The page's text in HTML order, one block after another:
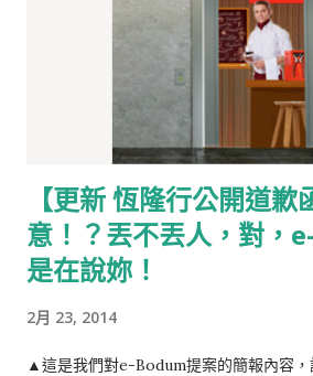
【更新 恆隆行公開道歉
意！？丟不丟人，對，
是在說妳！
2月 23, 2014
▲這是我們對e-Bodum提案的簡報內容，